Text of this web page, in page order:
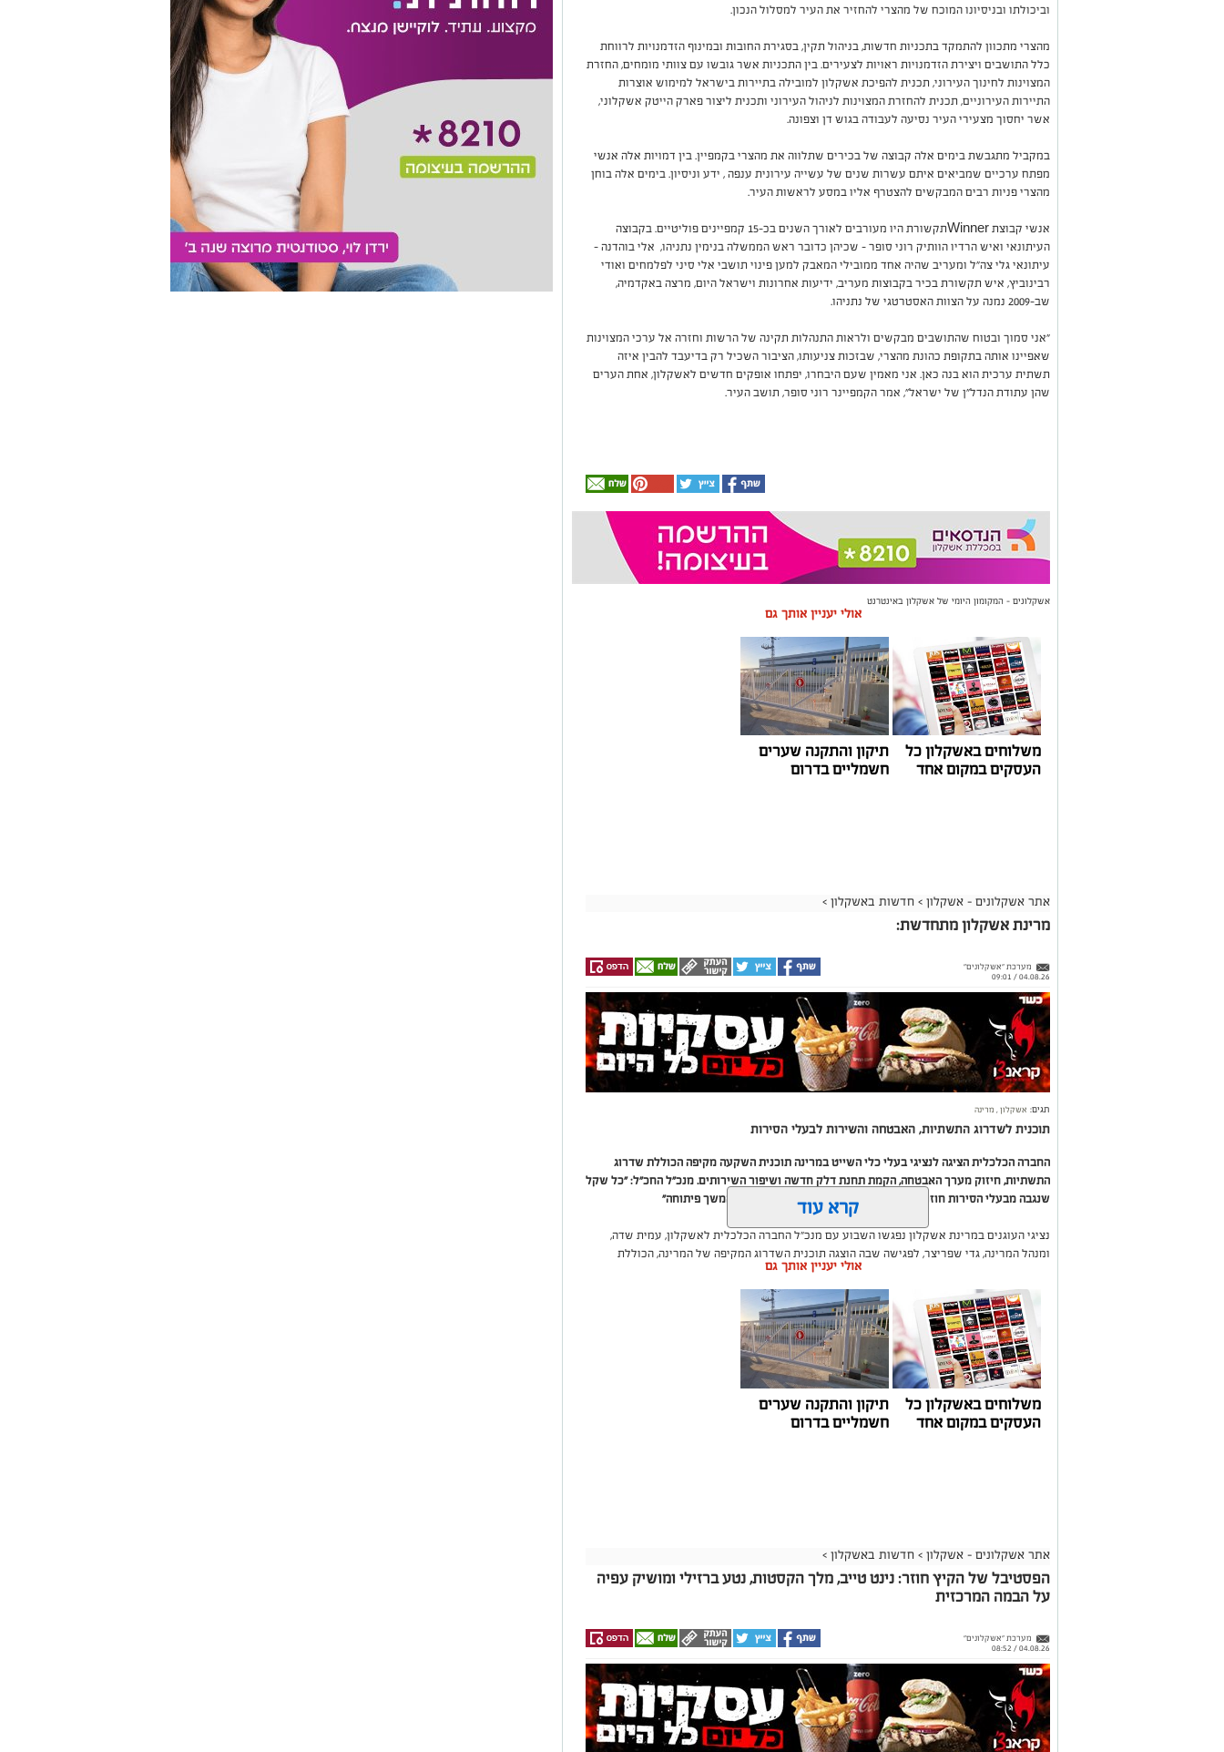
וביכולתו ובניסיונו המוכח של מהצרי להחזיר את העיר למסלול הנכון.
מהצרי מתכוון להתמקד בתכניות חדשות, בניהול תקין, בסגירת החובות ובמינוף הזדמנויות לרווחת
כלל התושבים ויצירת הזדמנויות ראויות לצעירים. בין התכניות אשר גובשו עם צוותי מומחים, החזרת
המצוינות לחינוך העירוני, תכנית להפיכת אשקלון למובילה בתיירות בישראל למימוש אוצרות
התיירות העירוניים, תכנית להחזרת המצוינות לניהול העירוני ותכנית ליצור פארק הייטק אשקלוני,
אשר יחסוך מצעירי העיר נסיעה לעבודה בגוש דן וצפונה.
במקביל מתגבשת בימים אלה קבוצה של בכירים שתלווה את מהצרי בקמפיין. בין דמויות אלה אנשי
מפתח ערכיים שמביאים איתם עשרות שנים של עשייה עירונית ענפה , ידע וניסיון. בימים אלה בוחן
מהצרי פניות רבים המבקשים להצטרף אליו במסע לראשות העיר.
אנשי קבוצתWinner
תקשורת היו מעורבים לאורך השנים בכ-15 קמפיינים פוליטיים. בקבוצה
העיתונאי ואיש הרדיו הוותיק רוני סופר - שכיהן כדובר ראש הממשלה בנימין נתניהו, אלי בוהדנה –
עיתונאי גלי צה"ל ומעריב שהיה אחד ממובילי המאבק למען פינוי תושבי אלי סיני לפלמחים ואודי
רבינוביץ, איש תקשורת בכיר בקבוצות מעריב, ידיעות אחרונות וישראל היום, מרצה באקדמיה,
שב-2009 נמנה על הצוות האסטרטגי של נתניהו.
"אני סמוך ובטוח שהתושבים מבקשים ולראות התנהלות תקינה של הרשות וחזרה אל ערכי המצוינות
שאפיינו אותה בתקופת כהונת מהצרי, שבזכות צניעותו, הציבור השכיל רק בדיעבד להבין איזה
תשתית ערכית הוא בנה כאן. אני מאמין שעם היבחרו, יפתחו אופקים חדשים לאשקלון, אחת הערים
שהן עתודת הנדל"ן של ישראל", אמר הקמפיינר רוני סופר, תושב העיר.
אשקלונים - המקומון היומי של אשקלון באינטרנט
אולי יעניין אותך גם
משלוחים באשקלון כל
העסקים במקום אחד
תיקון והתקנה שערים
חשמליים בדרום
אתר אשקלונים - אשקלון > חדשות באשקלון >
מרינת אשקלון מתחדשת:
מערכת "אשקלונים"
04.08.26 / 09:01
תגים: אשקלון, מרינה
תוכנית לשדרוג התשתיות, האבטחה והשירות לבעלי הסירות
החברה הכלכלית הציגה לנציגי בעלי כלי השייט במרינה תוכנית השקעה מקיפה הכוללת שדרוג
התשתיות, חיזוק מערך האבטחה, הקמת תחנת דלק חדשה ושיפור השירותים. מנכ"ל החכ"ל: "כל שקל
שנגבה מבעלי הסירות חוזר בחזרה אליהם באמצעות שיפור המרינה והמשך פיתוחה"
נציגי העוגנים במרינת אשקלון נפגשו השבוע עם מנכ"ל החברה הכלכלית לאשקלון, עמית שדה,
ומנהל המרינה, גדי שפריצר, לפגישה שבה הוצגה תוכנית השדרוג המקיפה של המרינה, הכוללת
השקעה בתשתיות, בביטחון, בשירותים ובפיתוח המקום לטובת ציבור בעלי הסירות.
במהלך הפגישה עודכנו נציגי העוגנים, אולס ירצין ואליסף סדון, כי לאחר שלוש שנים שבהן דמי
העגינה לא עודכנו, למרות מספר עדכונים שהתקיימו במרינות אחרות, עלייה בעלויות התפעול ומתוך
התחשבות בעוגנים בתקופת המלחמה ואי הוודאות, בוצעו עדכונים מינוריים בתעריפי העגינה. עוד
הודגש כי גם לאחר העדכון תמשיך מרינת אשקלון להיות המרינה בעלת דמי העגינה ההוגנים
בישראל, כשההכנסות ישמשו להשקעה חוזרת במרינה, בשיפור התשתיות ובהרחבת השירותים
לרווחת בעלי כלי השייט.
קרא עוד
אולי יעניין אותך גם
משלוחים באשקלון כל
העסקים במקום אחד
תיקון והתקנה שערים
חשמליים בדרום
אתר אשקלונים - אשקלון > חדשות באשקלון >
הפסטיבל של הקיץ חוזר: נינט טייב, מלך הקסטות, נטע ברזילי ומושיק עפיה
על הבמה המרכזית
מערכת "אשקלונים"
04.08.26 / 08:52